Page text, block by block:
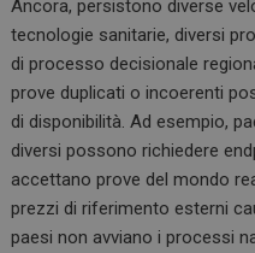
Ancora, persistono diverse
tecnologie sanitarie, diversi
di processo decisionale
prove duplicati o incoerenti
di disponibilità. Ad esempio,
diversi possono richiedere
accettano prove del mondo
prezzi di riferimento esterni
paesi non avviano i processi